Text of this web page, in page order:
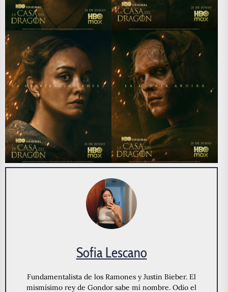
Sofia Lescano
Fundamentalista de los Ramones y Justin Bieber. El
mismísimo rey de Gondor sabe mí nombre. Odio el